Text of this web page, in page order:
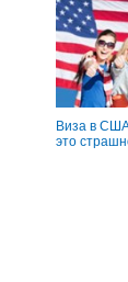
Виза в
это